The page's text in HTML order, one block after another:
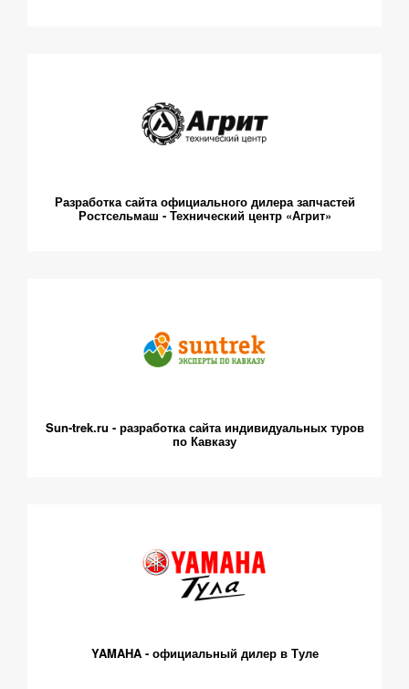
Разработка сайта официального дилера запчастей
Ростсельмаш - Технический центр «Агрит»
Sun-trek.ru - разработка сайта индивидуальных туров
по Кавказу
YAMAHA - официальный дилер в Туле